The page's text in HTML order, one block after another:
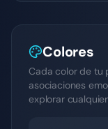
Colores
Cada color de tu
asociaciones
explorar